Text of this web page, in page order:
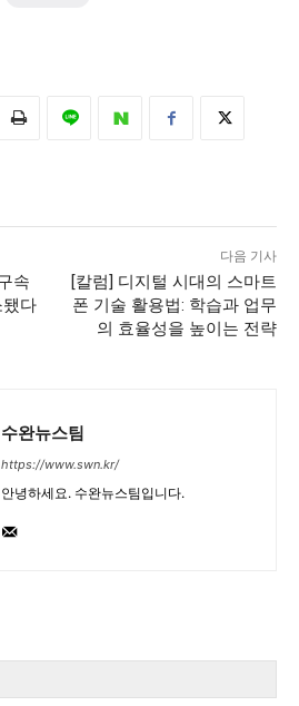
속
다
다음 기사
[칼럼] 디지털 시대의 스마트
폰 기술 활용법: 학습과 업무
의 효율성을 높이는 전략
수완뉴스팀
https://www.swn.kr/
안녕하세요. 수완뉴스팀입니다.
름